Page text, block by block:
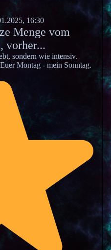
16:30
Menge vom
, vorher...
sondern wie intensiv.
Montag - mein Sonntag.